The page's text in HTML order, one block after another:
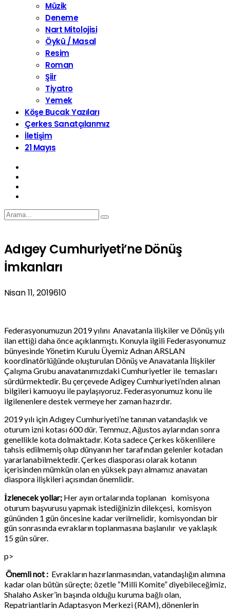
Müzik
Deneme
Nart Mitolojisi
Öykü / Masal
Resim
Roman
Şiir
Tiyatro
Yemek
Köşe Bucak Yazıları
Çerkes Sanatçılarımız
İletişim
21 Mayıs
Adıgey Cumhuriyeti’ne Dönüş
İmkanları
Nisan 11, 2019610
Federasyonumuzun 2019 yılını Anavatanla ilişkiler ve Dönüş yılı
ilan ettiği daha önce açıklanmıştı. Konuyla ilgili Federasyonumuz
bünyesinde Yönetim Kurulu Üyemiz Adnan ARSLAN
koordinatörlüğünde oluşturulan Dönüş ve Anavatanla İlişkiler
Çalışma Grubu anavatanımızdaki Cumhuriyetler ile temasları
sürdürmektedir. Bu çerçevede Adigey Cumhuriyeti’nden alınan
bilgileri kamuoyu ile paylaşıyoruz. Federasyonumuz konu ile
ilgilenenlere destek vermeye her zaman hazırdır.
2019 yılı için Adıgey Cumhuriyeti’ne tanınan vatandaşlık ve
oturum izni kotası 600 dür. Temmuz, Ağustos aylarından sonra
genellikle kota dolmaktadır. Kota sadece Çerkes kökenlilere
tahsis edilmemiş olup dünyanın her tarafından gelenler kotadan
yararlanabilmektedir. Çerkes diasporası olarak kotanın
içerisinden mümkün olan en yüksek payı almamız anavatan
diaspora ilişkileri açısından önemlidir.
İzlenecek yollar; Her ayın ortalarında toplanan komisyona
oturum başvurusu yapmak istediğinizin dilekçesi, komisyon
gününden 1 gün öncesine kadar verilmelidir, komisyondan bir
gün sonrasında evrakların toplanmasına başlanılır ve yaklaşık
15 gün sürer.
p>
Önemli not : Evrakların hazırlanmasından, vatandaşlığın alımına
kadar olan bütün süreçte; özetle “Milli Komite” diyebileceğimiz,
Shalaho Asker’in başında olduğu kuruma bağlı olan,
Repatriantlarin Adaptasyon Merkezi (RAM), dönenlerin